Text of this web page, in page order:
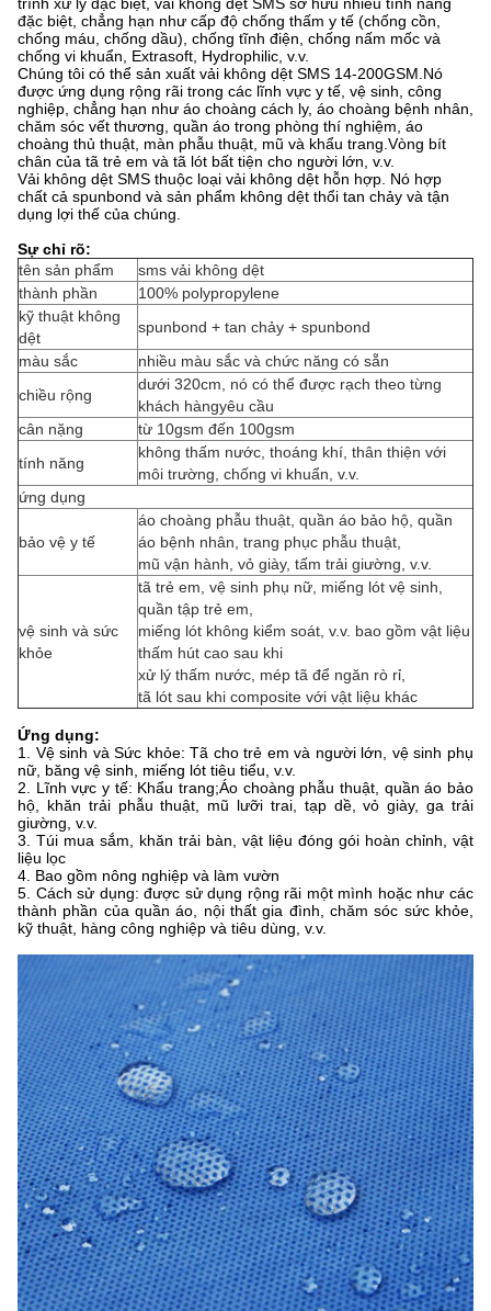
đặc biệt, chẳng hạn như cấp độ chống thấm y tế (chống cồn,
chống máu, chống dầu), chống tĩnh điện, chống nấm mốc và
chống vi khuẩn, Extrasoft, Hydrophilic, v.v.
Chúng tôi có thể sản xuất vải không dệt SMS 14-200GSM.Nó
được ứng dụng rộng rãi trong các lĩnh vực y tế, vệ sinh, công
nghiệp, chẳng hạn như áo choàng cách ly, áo choàng bệnh nhân,
chăm sóc vết thương, quần áo trong phòng thí nghiệm, áo
choàng thủ thuật, màn phẫu thuật, mũ và khẩu trang.Vòng bít
chân của tã trẻ em và tã lót bất tiện cho người lớn, v.v.
Vải không dệt SMS thuộc loại vải không dệt hỗn hợp. Nó hợp
chất cả spunbond và sản phẩm không dệt thổi tan chảy và tận
dụng lợi thế của chúng.
Sự chỉ rõ:
tên sản phẩm
sms vải không dệt
thành phần
100% polypropylene
kỹ thuật không
dệt
spunbond + tan chảy + spunbond
màu sắc
nhiều màu sắc và chức năng có sẵn
chiều rộng
dưới 320cm, nó có thể được rạch theo từng
khách hàngyêu cầu
cân nặng
từ 10gsm đến 100gsm
tính năng
không thấm nước, thoáng khí, thân thiện với
môi trường, chống vi khuẩn, v.v.
ứng dụng
bảo vệ y tế
áo choàng phẫu thuật, quần áo bảo hộ, quần
áo bệnh nhân, trang phục phẫu thuật,
mũ vận hành, vỏ giày, tấm trải giường, v.v.
vệ sinh và sức
khỏe
tã trẻ em, vệ sinh phụ nữ, miếng lót vệ sinh,
quần tập trẻ em,
miếng lót không kiểm soát, v.v. bao gồm vật liệu
thấm hút cao sau khi
xử lý thấm nước, mép tã để ngăn rò rỉ,
tã lót sau khi composite với vật liệu khác
Ứng dụng:
1. Vệ sinh và Sức khỏe: Tã cho trẻ em và người lớn, vệ sinh phụ
nữ, băng vệ sinh, miếng lót tiêu tiểu, v.v.
2. Lĩnh vực y tế: Khẩu trang;Áo choàng phẫu thuật, quần áo bảo
hộ, khăn trải phẫu thuật, mũ lưỡi trai, tạp dề, vỏ giày, ga trải
giường, v.v.
3. Túi mua sắm, khăn trải bàn, vật liệu đóng gói hoàn chỉnh, vật
liệu lọc
4. Bao gồm nông nghiệp và làm vườn
5. Cách sử dụng: được sử dụng rộng rãi một mình hoặc như các
thành phần của quần áo, nội thất gia đình, chăm sóc sức khỏe,
kỹ thuật, hàng công nghiệp và tiêu dùng, v.v.